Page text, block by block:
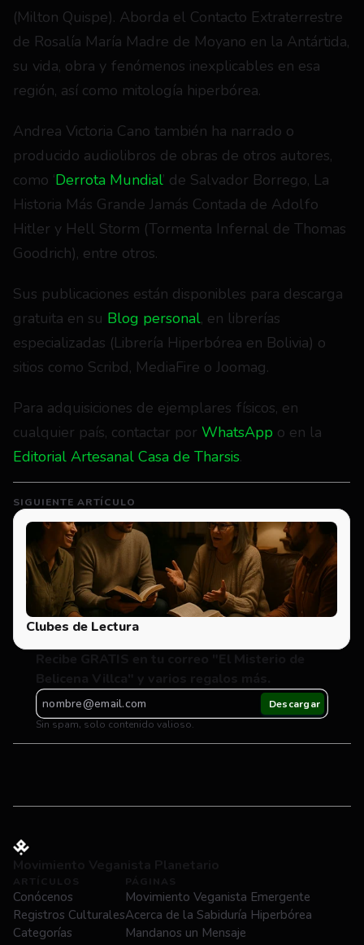
(Milton Quispe). Aborda el Contacto Extraterrestre
de Rosalía María Madre de Moyano en la Antártida,
su vida, obra y fenómenos inexplicables en esa
región, así como mitología hiperbórea.
Andrea Victoria Cano también ha narrado o
producido audiolibros de obras de otros autores,
como ‘Derrota Mundial’ de Salvador Borrego, La
Historia Más Grande Jamás Contada de Adolfo
Hitler y Hell Storm (Tormenta Infernal de Thomas
Goodrich), entre otros.
Sus publicaciones están disponibles para descarga
gratuita en su Blog personal, en librerías
especializadas (Librería Hiperbórea en Bolivia) o
sitios como Scribd, MediaFire o Joomag.
Para adquisiciones de ejemplares físicos, en
cualquier país, contactar por WhatsApp
Editorial Artesanal Casa de Tharsis.
SIGUIENTE ARTÍCULO
Clubes de Lectura
Sin spam, solo contenido valioso.
Conócenos
Registros Culturales
Categorías
Movimiento Veganista Emergente
Acerca de la Sabiduría Hiperbórea
Mandanos un Mensaje